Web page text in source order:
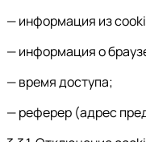
— информация из
— информация о
— время доступа;
— реферер (адрес